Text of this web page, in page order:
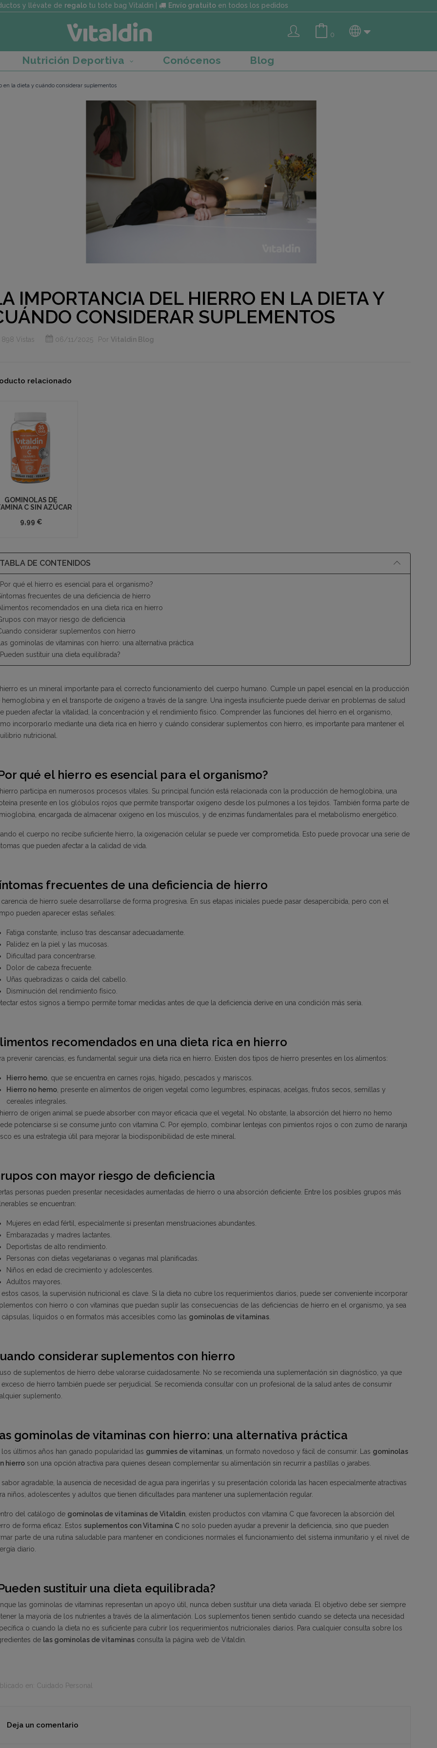
y llévate de regalotu tote bag Vitaldin | Envío gratuitoen todos los pedidos
0
Nutrición Deportiva Conócenos Blog
en la dieta y cuándo considerar suplementos
IMPORTANCIA DEL HIERRO EN LA DIETA Y
CONSIDERAR SUPLEMENTOS
898 Vistas 06/11/2025 Por Vitaldin Blog
relacionado
GOMINOLAS DE
C SIN AZÚCAR
9,99 €
TABLA DE CONTENIDOS
qué el hierro es esencial para el organismo?
frecuentes de una deficiencia de hierro
recomendados en una dieta rica en hierro
con mayor riesgo de deficiencia
considerar suplementos con hierro
gominolas de vitaminas con hierro: una alternativa práctica
sustituir una dieta equilibrada?
es un mineral importante para el correcto funcionamiento del cuerpo humano. Cumple un papel esencial en la producción
hemoglobina y en el transporte de oxígeno a través de la sangre. Una ingesta insuficiente puede derivar en problemas de salud
pueden afectar la vitalidad, la concentración y el rendimiento físico. Comprender las funciones del hierro en el organismo,
incorporarlo mediante una dieta rica en hierro y cuándo considerar suplementos con hierro, es importante para mantener el
nutricional.
qué el hierro es esencial para el organismo?
participa en numerosos procesos vitales. Su principal función está relacionada con la producción de hemoglobina, una
presente en los glóbulos rojos que permite transportar oxígeno desde los pulmones a los tejidos. También forma parte de
encargada de almacenar oxígeno en los músculos, y de enzimas fundamentales para el metabolismo energético.
el cuerpo no recibe suficiente hierro, la oxigenación celular se puede ver comprometida. Esto puede provocar una serie de
que pueden afectar a la calidad de vida.
frecuentes de una deficiencia de hierro
carencia de hierro suele desarrollarse de forma progresiva. En sus etapas iniciales puede pasar desapercibida, pero con el
pueden aparecer estas señales:
Fatiga constante, incluso tras descansar adecuadamente.
Palidez en la piel y las mucosas.
Dificultad para concentrarse.
Dolor de cabeza frecuente.
Uñas quebradizas o caída del cabello.
Disminución del rendimiento físico.
estos signos a tiempo permite tomar medidas antes de que la deficiencia derive en una condición más seria.
recomendados en una dieta rica en hierro
prevenir carencias, es fundamental seguir una dieta rica en hierro. Existen dos tipos de hierro presentes en los alimentos:
Hierro hemo, que se encuentra en carnes rojas, hígado, pescados y mariscos.
Hierro no hemo, presente en alimentos de origen vegetal como legumbres, espinacas, acelgas, frutos secos, semillas y
cereales integrales.
de origen animal se puede absorber con mayor eficacia que el vegetal. No obstante, la absorción del hierro no hemo
potenciarse si se consume junto con vitamina C. Por ejemplo, combinar lentejas con pimientos rojos o con zumo de naranja
es una estrategia útil para mejorar la biodisponibilidad de este mineral.
con mayor riesgo de deficiencia
personas pueden presentar necesidades aumentadas de hierro o una absorción deficiente. Entre los posibles grupos más
se encuentran:
Mujeres en edad fértil, especialmente si presentan menstruaciones abundantes.
Embarazadas y madres lactantes.
Deportistas de alto rendimiento.
Personas con dietas vegetarianas o veganas mal planificadas.
Niños en edad de crecimiento y adolescentes.
Adultos mayores.
estos casos, la supervisión nutricional es clave. Si la dieta no cubre los requerimientos diarios, puede ser conveniente incorporar
con hierro o con vitaminas que puedan suplir las consecuencias de las deficiencias de hierro en el organismo, ya sea
cápsulas, líquidos o en formatos más accesibles como las gominolas de vitaminas.
considerar suplementos con hierro
de suplementos de hierro debe valorarse cuidadosamente. No se recomienda una suplementación sin diagnóstico, ya que
exceso de hierro también puede ser perjudicial. Se recomienda consultar con un profesional de la salud antes de consumir
suplemento.
gominolas de vitaminas con hierro: una alternativa práctica
los últimos años han ganado popularidad las gummies de vitaminas, un formato novedoso y fácil de consumir. Las gominolas
hierroson una opción atractiva para quienes desean complementar su alimentación sin recurrir a pastillas o jarabes.
sabor agradable, la ausencia de necesidad de agua para ingerirlas y su presentación colorida las hacen especialmente atractivas
niños, adolescentes y adultos que tienen dificultades para mantener una suplementación regular.
del catálogo de gominolas de vitaminas de Vitaldin, existen productos con vitamina C que favorecen la absorción del
de forma eficaz. Estos suplementos con Vitamina Cno solo pueden ayudar a prevenir la deficiencia, sino que pueden
parte de una rutina saludable para mantener en condiciones normales el funcionamiento del sistema inmunitario y el nivel de
diario.
sustituir una dieta equilibrada?
las gominolas de vitaminas representan un apoyo útil, nunca deben sustituir una dieta variada. El objetivo debe ser siempre
la mayoría de los nutrientes a través de la alimentación. Los suplementos tienen sentido cuando se detecta una necesidad
o cuando la dieta no es suficiente para cubrir los requerimientos nutricionales diarios. Para cualquier consulta sobre los
de las gominolas de vitaminasconsulta la página web de Vitaldin.
en: Cuidado Personal
Deja un comentario